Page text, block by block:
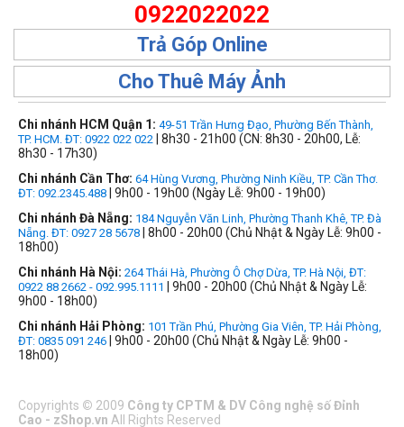
0922022022
Trả Góp Online
Cho Thuê Máy Ảnh
Chi nhánh HCM Quận 1: 49-51 Trần Hưng Đạo, Phường Bến Thành,
TP. HCM. ĐT: 0922 022 022 | 8h30 - 21h00 (CN: 8h30 - 20h00, Lễ:
8h30 - 17h30)
Chi nhánh Cần Thơ: 64 Hùng Vương, Phường Ninh Kiều, TP. Cần Thơ.
ĐT: 092.2345.488 | 9h00 - 19h00 (Ngày Lễ: 9h00 - 19h00)
Chi nhánh Đà Nẵng: 184 Nguyễn Văn Linh, Phường Thanh Khê, TP. Đà
Nẵng. ĐT: 0927 28 5678 | 8h00 - 20h00 (Chủ Nhật & Ngày Lễ: 9h00 -
18h00)
Chi nhánh Hà Nội: 264 Thái Hà, Phường Ô Chợ Dừa, TP. Hà Nội, ĐT:
0922 88 2662 - 092.995.1111
| 9h00 - 20h00 (Chủ Nhật & Ngày Lễ:
9h00 - 18h00)
Chi nhánh Hải Phòng: 101 Trần Phú, Phường Gia Viên, TP. Hải Phòng,
ĐT: 0835 091 246 | 9h00 - 20h00 (Chủ Nhật & Ngày Lễ: 9h00 -
18h00)
Copyrights © 2009 Công ty CPTM & DV Công nghệ số Đỉnh
Cao - zShop.vn All Rights Reserved